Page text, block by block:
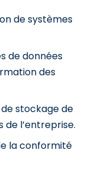
de systèmes
de données
des
stockage de
de l’entreprise.
la conformité